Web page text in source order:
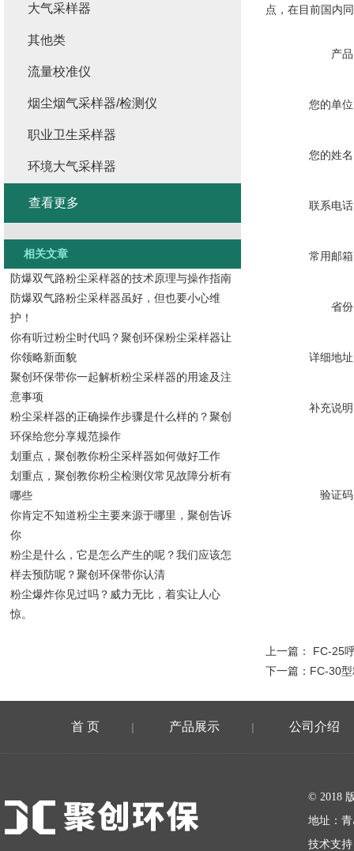
点，在目前国内
产
您的单
您的姓
联系电
常用邮
省
详细地
补充说
验证
上一篇： FC-25
下一篇： FC-30
大气采样器
其他类
流量校准仪
烟尘烟气采样器/检测仪
职业卫生采样器
环境大气采样器
查看更多
相关文章
防爆双气路粉尘采样器的技术原理与操作指南
防爆双气路粉尘采样器虽好，但也要小心维
护！
你有听过粉尘时代吗？聚创环保粉尘采样器让
你领略新面貌
聚创环保带你一起解析粉尘采样器的用途及注
意事项
粉尘采样器的正确操作步骤是什么样的？聚创
环保给您分享规范操作
划重点，聚创教你粉尘采样器如何做好工作
划重点，聚创教你粉尘检测仪常见故障分析有
哪些
你肯定不知道粉尘主要来源于哪里，聚创告诉
你
粉尘是什么，它是怎么产生的呢？我们应该怎
样去预防呢？聚创环保带你认清
粉尘爆炸你见过吗？威力无比，着实让人心
惊。
首 页 | 产品展示 | 公司介绍
© 2018
地址：
技术支